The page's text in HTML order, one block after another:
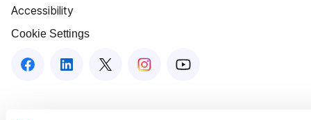
Accessibility
Cookie Settings